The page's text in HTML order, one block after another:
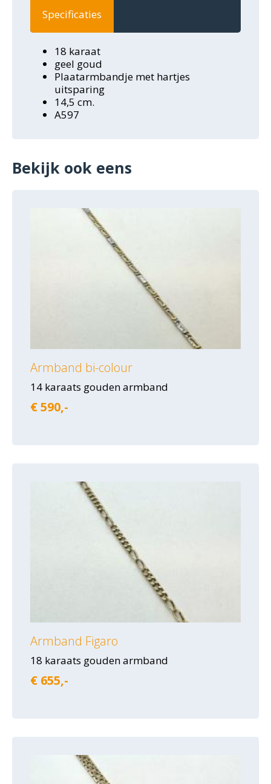
Specificaties
18 karaat
geel goud
Plaatarmbandje met hartjes
uitsparing
14,5 cm.
A597
Bekijk ook eens
Armband bi-colour
14 karaats gouden armband
€ 590,-
Armband Figaro
18 karaats gouden armband
€ 655,-